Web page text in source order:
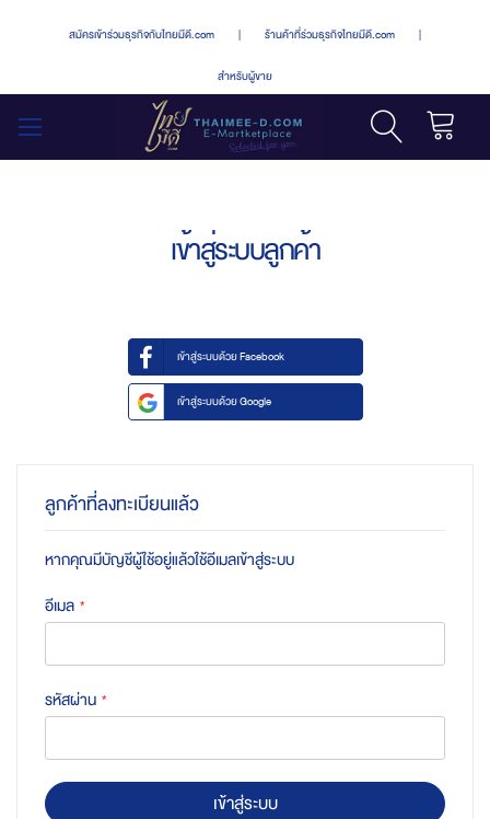
สมัครเข้าร่วมธุรกิจกับไทยมีดี.com | ร้านค้าที่ร่วมธุรกิจไทยมีดี.com |
สำหรับผู้ขาย
เข้าสู่ระบบลูกค้า
เข้าสู่ระบบด้วย Facebook
เข้าสู่ระบบด้วย Google
ลูกค้าที่ลงทะเบียนแล้ว
หากคุณมีบัญชีผู้ใช้อยู่แล้วใช้อีเมลเข้าสู่ระบบ
อีเมล
รหัสผ่าน
เข้าสู่ระบบ